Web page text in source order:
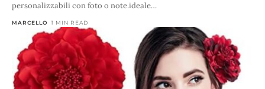
personalizzabili con foto o note.ideale…
MARCELLO 1 MIN READ